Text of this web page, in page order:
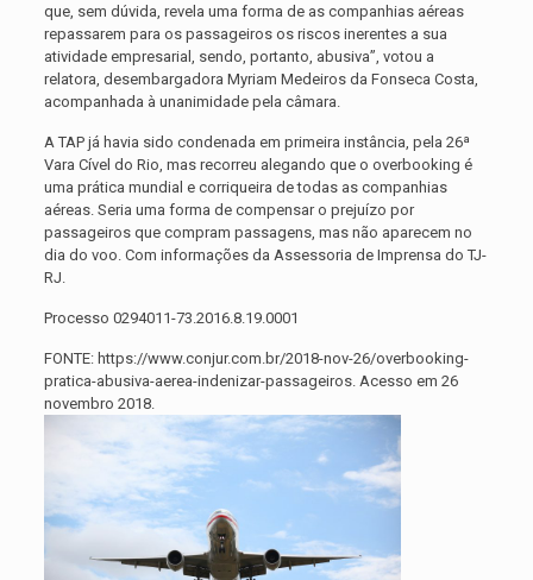
que, sem dúvida, revela uma forma de as companhias aéreas
repassarem para os passageiros os riscos inerentes a sua
atividade empresarial, sendo, portanto, abusiva”, votou a
relatora, desembargadora Myriam Medeiros da Fonseca Costa,
acompanhada à unanimidade pela câmara.
A TAP já havia sido condenada em primeira instância, pela 26ª
Vara Cível do Rio, mas recorreu alegando que o overbooking é
uma prática mundial e corriqueira de todas as companhias
aéreas. Seria uma forma de compensar o prejuízo por
passageiros que compram passagens, mas não aparecem no
dia do voo. Com informações da Assessoria de Imprensa do TJ-
RJ.
Processo 0294011-73.2016.8.19.0001
FONTE: https://www.conjur.com.br/2018-nov-26/overbooking-
pratica-abusiva-aerea-indenizar-passageiros. Acesso em 26
novembro 2018.